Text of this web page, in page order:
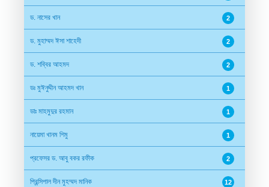
ড. নাসের খান 2
ড. মুহাম্মদ ঈসা শাহেদী 2
ড. শব্বির আহমদ 2
ডঃ মুঈনুদ্দীন আহমদ খান 1
ডাঃ মাহমুদুর রহমান 1
নায়েমা খানম শিমু 1
প্রফেসর ড. আবু বকর রফীক 2
প্রিন্সিপাল দীন মুহম্মদ মানিক 12